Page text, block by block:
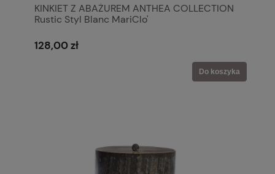
KINKIET Z ABAŻUREM ANTHEA COLLECTION
Rustic Styl Blanc MariClo'
128,00 zł
Do koszyka